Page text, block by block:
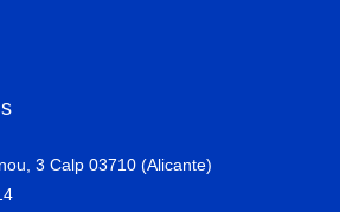
3 Calp 03710 (Alicante)